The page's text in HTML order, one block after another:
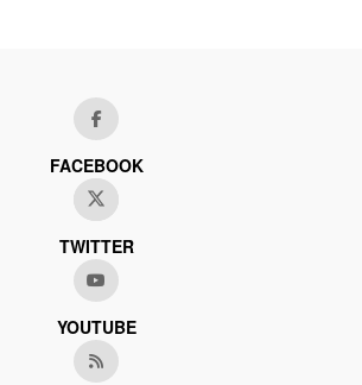
FACEBOOK
TWITTER
YOUTUBE